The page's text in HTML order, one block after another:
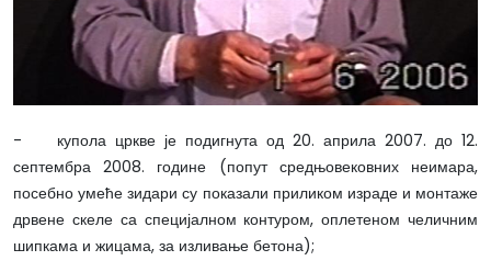
- купола цркве је подигнута од 20. априла 2007. до 12.
септембра 2008. године (попут средњовековних неимара,
посебно умеће зидари су показали приликом израде и монтаже
дрвене скеле са специјалном контуром, оплетеном челичним
шипкама и жицама, за изливање бетона);